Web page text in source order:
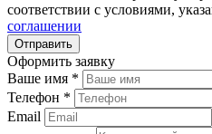
соответствии с условиями,
соглашении
Оформить заявку
Ваше имя *
Телефон *
Email